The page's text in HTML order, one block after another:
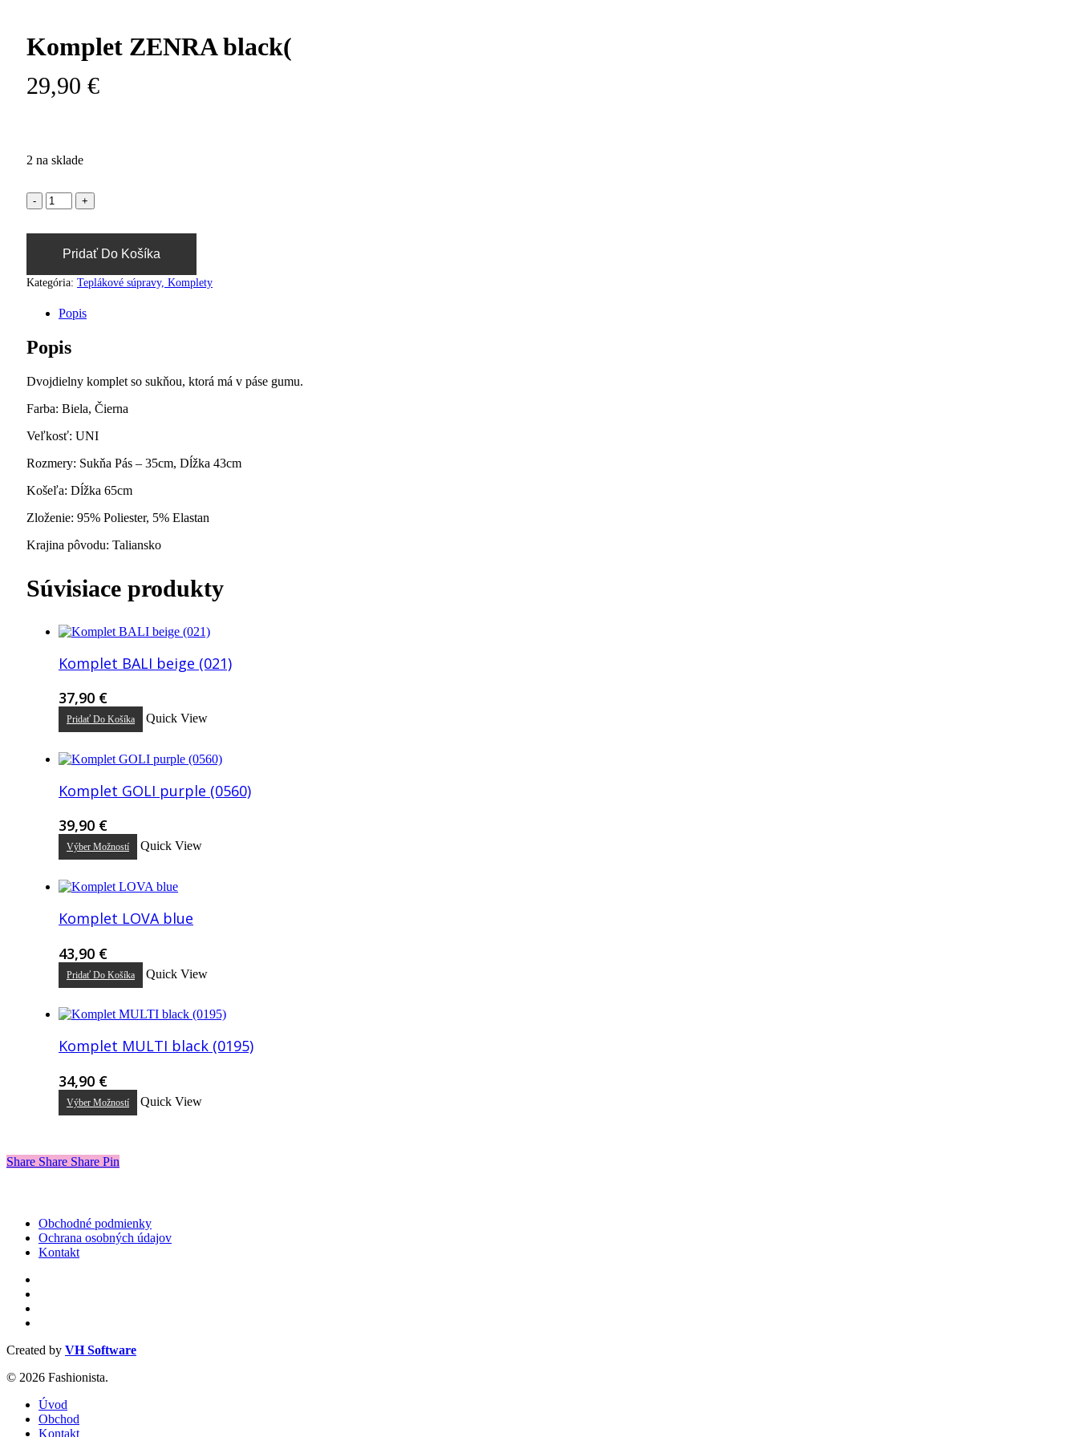
Komplet ZENRA black(
29,90 €
2 na sklade
Pridať Do Košíka
Kategória: Teplákové súpravy, Komplety
Popis
Popis
Dvojdielny komplet so sukňou, ktorá má v páse gumu.
Farba: Biela, Čierna
Veľkosť: UNI
Rozmery: Sukňa Pás – 35cm, Dĺžka 43cm
Košeľa: Dĺžka 65cm
Zloženie: 95% Poliester, 5% Elastan
Krajina pôvodu: Taliansko
Súvisiace produkty
Komplet BALI beige (021)
37,90 €
Pridať Do Košíka Quick View
Komplet GOLI purple (0560)
39,90 €
Výber Možností
Tento
produkt
viacero
Možnosti
si
na
stránke
Quick View
Komplet LOVA blue
43,90 €
Pridať Do Košíka Quick View
Komplet MULTI black (0195)
34,90 €
Výber Možností
Tento
produkt
na
stránke
Quick View
Share
Share Share Share Pin
Obchodné podmienky
Ochrana osobných údajov
Kontakt
Created by VH Software
© 2026 Fashionista.
Close
Menu
Úvod
Obchod
Kontakt